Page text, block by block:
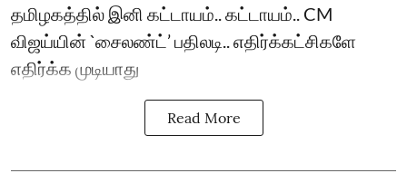
தமிழகத்தில் இனி கட்டாயம்.. கட்டாயம்.. CM
விஜய்யின் `சைலண்ட்’ பதிலடி.. எதிர்க்கட்சிகளே
எதிர்க்க முடியாது
Read More